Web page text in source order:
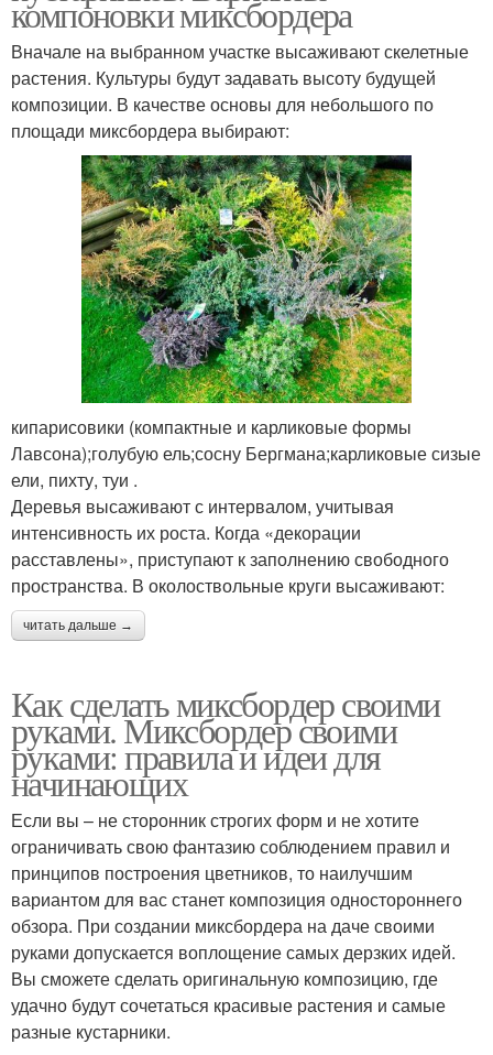
компоновки миксбордера
Вначале на выбранном участке высаживают скелетные
растения. Культуры будут задавать высоту будущей
композиции. В качестве основы для небольшого по
площади миксбордера выбирают:
кипарисовики (компактные и карликовые формы
Лавсона);голубую ель;сосну Бергмана;карликовые сизые
ели, пихту, туи .
Деревья высаживают с интервалом, учитывая
интенсивность их роста. Когда «декорации
расставлены», приступают к заполнению свободного
пространства. В околоствольные круги высаживают:
читать дальше →
Как сделать миксбордер своими
руками. Миксбордер своими
руками: правила и идеи для
начинающих
Если вы – не сторонник строгих форм и не хотите
ограничивать свою фантазию соблюдением правил и
принципов построения цветников, то наилучшим
вариантом для вас станет композиция одностороннего
обзора. При создании миксбордера на даче своими
руками допускается воплощение самых дерзких идей.
Вы сможете сделать оригинальную композицию, где
удачно будут сочетаться красивые растения и самые
разные кустарники.